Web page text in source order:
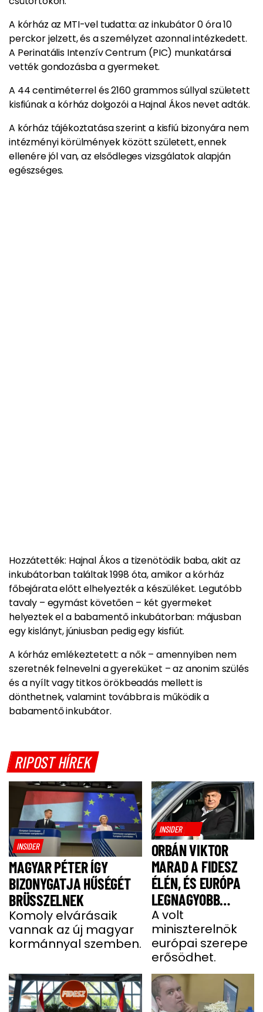
A kórház az MTI-vel tudatta: az inkubátor 0 óra 10
perckor jelzett, és a személyzet azonnal intézkedett.
A Perinatális Intenzív Centrum (PIC) munkatársai
vették gondozásba a gyermeket.
A 44 centiméterrel és 2160 grammos súllyal született
kisfiúnak a kórház dolgozói a Hajnal Ákos nevet adták.
A kórház tájékoztatása szerint a kisfiú bizonyára nem
intézményi körülmények között született, ennek
ellenére jól van, az elsődleges vizsgálatok alapján
egészséges.
Hozzátették: Hajnal Ákos a tizenötödik baba, akit az
inkubátorban találtak 1998 óta, amikor a kórház
főbejárata előtt elhelyezték a készüléket. Legutóbb
tavaly – egymást követően – két gyermeket
helyeztek el a babamentő inkubátorban: májusban
egy kislányt, júniusban pedig egy kisfiút.
A kórház emlékeztetett: a nők – amennyiben nem
szeretnék felnevelni a gyereküket – az anonim szülés
és a nyílt vagy titkos örökbeadás mellett is
dönthetnek, valamint továbbra is működik a
babamentő inkubátor.
RIPOST HÍREK
INSIDER
MAGYAR PÉTER ÍGY
BIZONYGATJA HŰSÉGÉT
BRÜSSZELNEK
Komoly elvárásaik
vannak az új magyar
kormánnyal szemben.
INSIDER
ORBÁN VIKTOR
MARAD A FIDESZ
ÉLÉN, ÉS EURÓPA
LEGNAGYOBB
JOBBOLDALI
SZÖVETSÉGÉT
ÉPÍTI TOVÁBB
A volt
miniszterelnök
európai szerepe
erősödhet.